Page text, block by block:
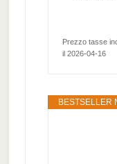
Prezzo tasse
il 2026-04-16
BESTSELLER